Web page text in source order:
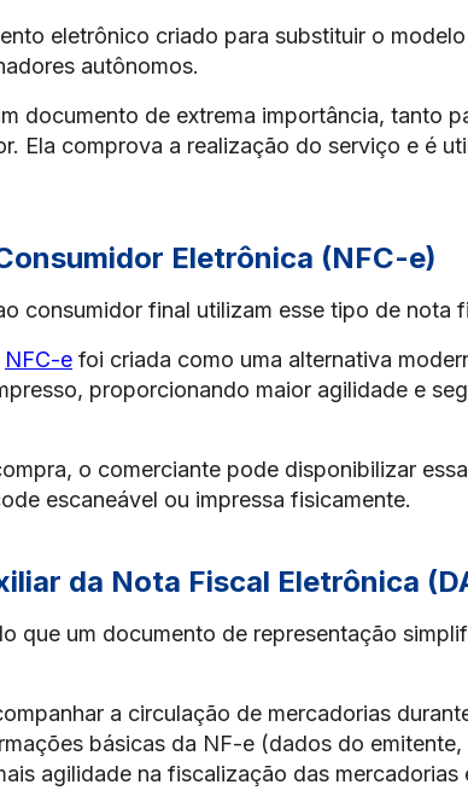
eletrônico criado para substituir o
autônomos.
documento de extrema importância, tanto
Ela comprova a realização do serviço e é
Eletrônica (NFC-e)
consumidor final utilizam esse tipo de nota
NFC-e foi criada como uma alternativa
proporcionando maior agilidade e
o comerciante pode disponibilizar
escaneável ou impressa fisicamente.
da Nota Fiscal Eletrônica
que um documento de representação
a circulação de mercadorias
básicas da NF-e (dados do
agilidade na fiscalização das mercadorias